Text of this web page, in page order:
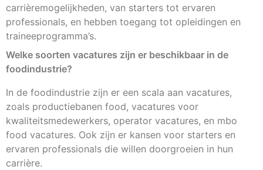
carrièremogelijkheden, van starters tot ervaren
professionals, en hebben toegang tot opleidingen en
traineeprogramma’s.
Welke soorten vacatures zijn er beschikbaar in de
foodindustrie?
In de foodindustrie zijn er een scala aan vacatures,
zoals productiebanen food, vacatures voor
kwaliteitsmedewerkers, operator vacatures, en mbo
food vacatures. Ook zijn er kansen voor starters en
ervaren professionals die willen doorgroeien in hun
carrière.